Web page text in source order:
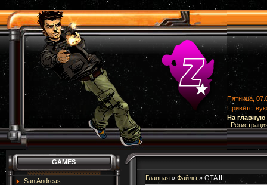
Пятница,
На главную
|
GAMES
San Andreas
Главная » Файлы » GTA III